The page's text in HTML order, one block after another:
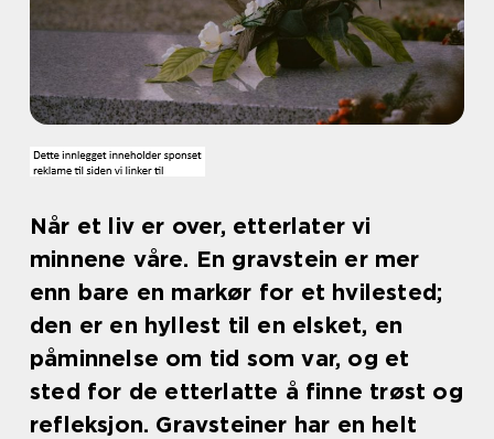
Når et liv er over, etterlater vi
minnene våre. En gravstein er mer
enn bare en markør for et hvilested;
den er en hyllest til en elsket, en
påminnelse om tid som var, og et
sted for de etterlatte å finne trøst og
refleksjon. Gravsteiner har en helt